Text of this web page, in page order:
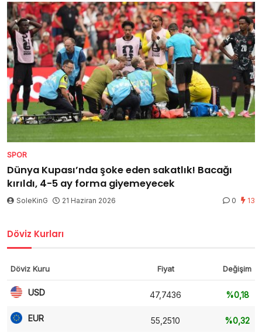
SPOR
Dünya Kupası’nda şoke eden sakatlık! Bacağı
kırıldı, 4-5 ay forma giyemeyecek
SoleKinG 21 Haziran 2026 0 13
Döviz Kurları
Döviz Kuru Fiyat Değişim
USD 47,7436 %0,18
EUR 55,2510 %0,32